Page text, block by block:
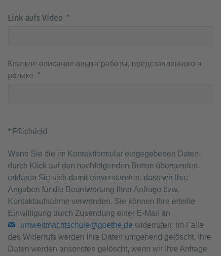
Link aufs Video
Краткое описание опыта работы, представленного в
ролике
* Pflichtfeld
Wenn Sie die im Kontaktformular eingegebenen Daten
durch Klick auf den nachfolgenden Button übersenden,
erklären Sie sich damit einverstanden, dass wir Ihre
Angaben für die Beantwortung Ihrer Anfrage bzw.
Kontaktaufnahme verwenden. Sie können Ihre erteilte
Einwilligung durch Zusendung einer E-Mail an
umweltmachtschule@goethe.de widerrufen. Im Falle
des Widerrufs werden Ihre Daten umgehend gelöscht. Ihre
Daten werden ansonsten gelöscht, wenn wir Ihre Anfrage